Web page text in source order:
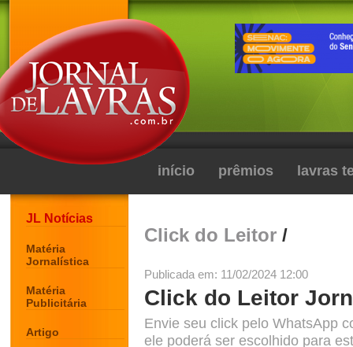
início prêmios lavras
JL Notícias
Matéria
Jornalística
Matéria
Publicitária
Artigo
Click do Leitor /
Publicada em: 11/02/2024 12:00
Click do Leitor
Envie seu click pelo WhatsApp
ele poderá ser escolhido para